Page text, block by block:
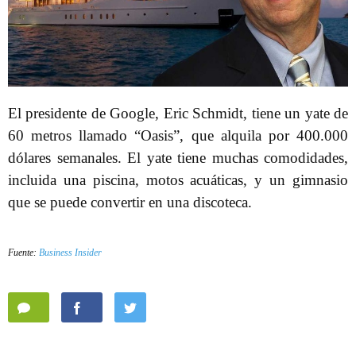
El presidente de Google, Eric Schmidt, tiene un yate de
60 metros llamado “Oasis”, que alquila por 400.000
dólares semanales. El yate tiene muchas comodidades,
incluida una piscina, motos acuáticas, y un gimnasio
que se puede convertir en una discoteca.
Fuente: Business Insider